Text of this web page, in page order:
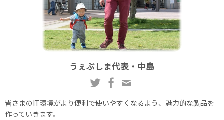
うぇぶしま代表・中島
皆さまのIT環境がより便利で使いやすくなるよう、魅力的な製品を
作っていきます。